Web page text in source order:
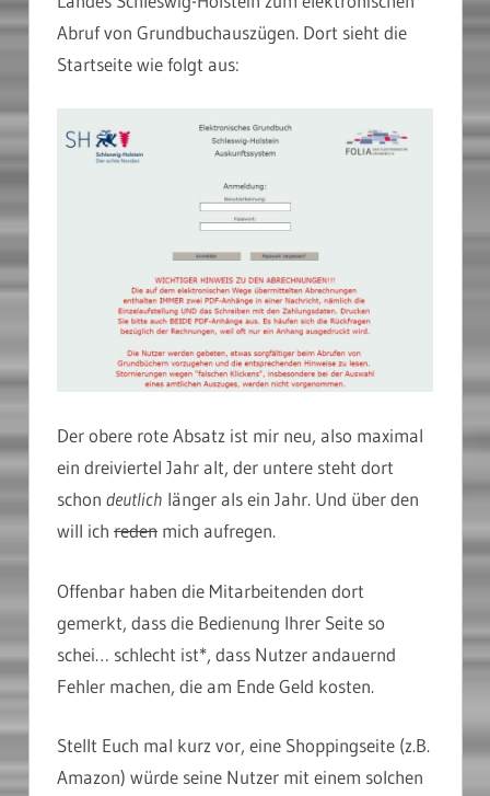
Abruf von Grundbuchauszügen. Dort sieht die
Startseite wie folgt aus:
Der obere rote Absatz ist mir neu, also maximal
ein dreiviertel Jahr alt, der untere steht dort
schon deutlich länger als ein Jahr. Und über den
will ich reden mich aufregen.
Offenbar haben die Mitarbeitenden dort
gemerkt, dass die Bedienung Ihrer Seite so
schei… schlecht ist*, dass Nutzer andauernd
Fehler machen, die am Ende Geld kosten.
Stellt Euch mal kurz vor, eine Shoppingseite (z.B.
Amazon) würde seine Nutzer mit einem solchen